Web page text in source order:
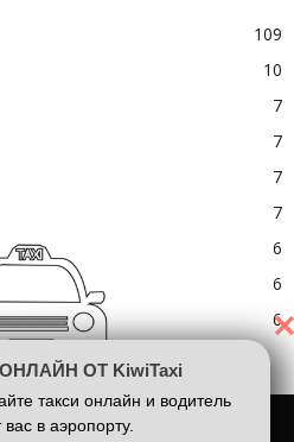
109
10
7
7
7
7
6
6
6
Лондона
Аэропорт Барселоны
ОТ KiwiTaxi
такси онлайн и водитель
вас в аэропорту.